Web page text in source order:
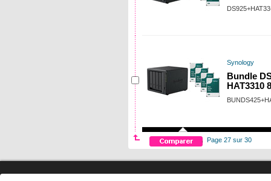
Synology
Bundle
HAT3310
Page 27 sur 30